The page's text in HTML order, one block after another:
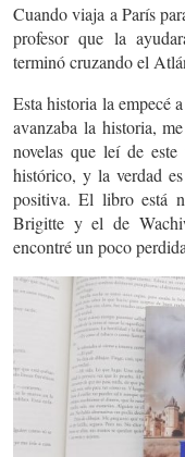
Cuando viaja a París
profesor que la
terminó cruzando el
Esta historia la empecé
avanzaba la historia,
novelas que leí de
histórico, y la verdad
positiva. El libro está
Brigitte y el de
encontré un poco